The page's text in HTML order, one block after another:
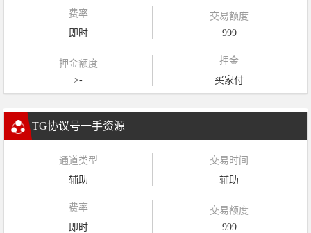
费率
即时
交易额度
999
押金额度
>-
押金
买家付
TG协议号一手资源
通道类型
辅助
交易时间
辅助
费率
即时
交易额度
999